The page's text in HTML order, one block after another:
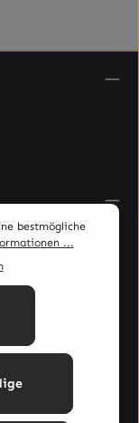
bestmögliche
...